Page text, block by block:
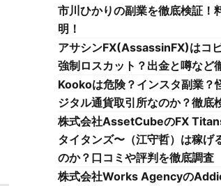
市川ひかりの副業を徹底検証！
明！
アサシンFX(AssassinFX)はコ
強制ロスカット？出金と噂など
Kookoは危険？インスタ副業？
ジタル通貨取引所なのか？徹底
株式会社AssetCubeのFX
タイタンズ〜（江守哲）は稼げ
のか？口コミや評判を徹底調査
株式会社Works Agencyの